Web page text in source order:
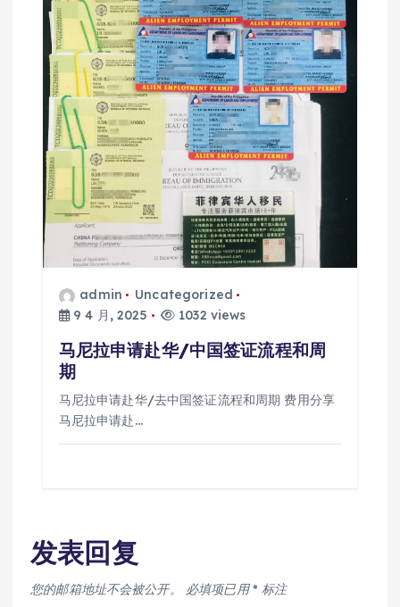
admin
Uncategorized
9 4 月, 2025
1032 views
马尼拉申请赴华/中国签证流程和周
期
马尼拉申请赴华/去中国签证流程和周期 费用分享
马尼拉申请赴…
发表回复
您的邮箱地址不会被公开。 必填项已用* 标注